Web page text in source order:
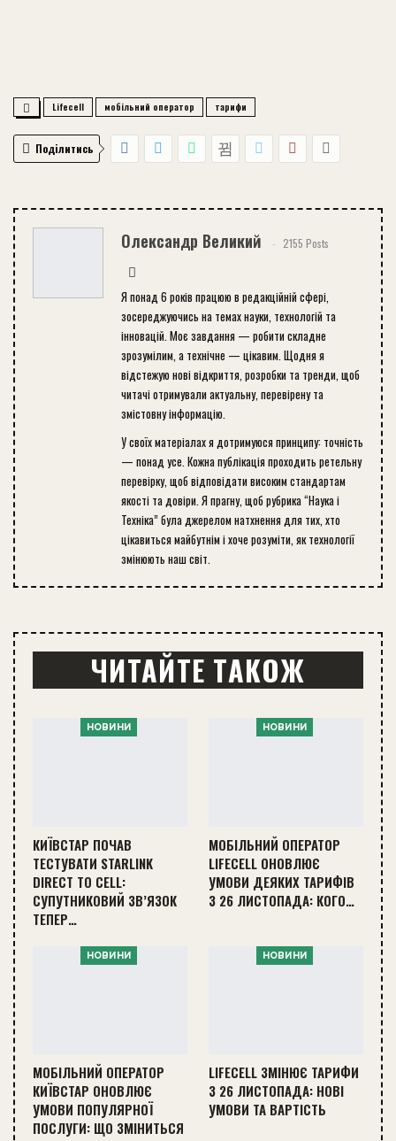
Lifecell мобільний оператор тарифи
Поділитись
Олександр Великий 2155 Posts
Я понад 6 років працюю в редакційній сфері,
зосереджуючись на темах науки, технологій та
інновацій. Моє завдання — робити складне
зрозумілим, а технічне — цікавим. Щодня я
відстежую нові відкриття, розробки та тренди, щоб
читачі отримували актуальну, перевірену та
змістовну інформацію.
У своїх матеріалах я дотримуюся принципу: точність
— понад усе. Кожна публікація проходить ретельну
перевірку, щоб відповідати високим стандартам
якості та довіри. Я прагну, щоб рубрика “Наука і
Техніка” була джерелом натхнення для тих, хто
цікавиться майбутнім і хоче розуміти, як технології
змінюють наш світ.
ЧИТАЙТЕ ТАКОЖ
НОВИНИ
КИЇВСТАР ПОЧАВ
ТЕСТУВАТИ STARLINK
DIRECT TO CELL:
СУПУТНИКОВИЙ ЗВ’ЯЗОК
ТЕПЕР…
НОВИНИ
МОБІЛЬНИЙ ОПЕРАТОР
LIFECELL ОНОВЛЮЄ
УМОВИ ДЕЯКИХ ТАРИФІВ
З 26 ЛИСТОПАДА: КОГО…
НОВИНИ
МОБІЛЬНИЙ ОПЕРАТОР
КИЇВСТАР ОНОВЛЮЄ
УМОВИ ПОПУЛЯРНОЇ
ПОСЛУГИ: ЩО ЗМІНИТЬСЯ
НОВИНИ
LIFECELL ЗМІНЮЄ ТАРИФИ
З 26 ЛИСТОПАДА: НОВІ
УМОВИ ТА ВАРТІСТЬ